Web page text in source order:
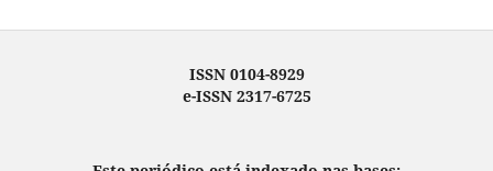
ISSN 0104-8929
e-ISSN 2317-6725